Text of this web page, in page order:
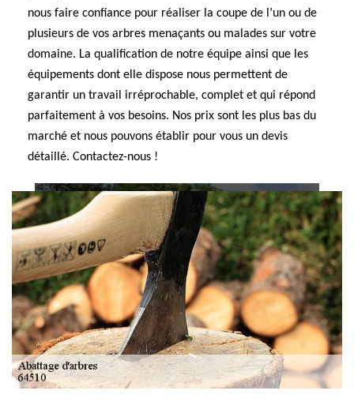
nous faire confiance pour réaliser la coupe de l’un ou de
plusieurs de vos arbres menaçants ou malades sur votre
domaine. La qualification de notre équipe ainsi que les
équipements dont elle dispose nous permettent de
garantir un travail irréprochable, complet et qui répond
parfaitement à vos besoins. Nos prix sont les plus bas du
marché et nous pouvons établir pour vous un devis
détaillé. Contactez-nous !